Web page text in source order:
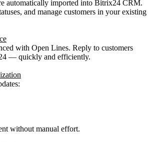
automatically imported into Bitrix24 CRM.
and manage customers in your existing
with Open Lines. Reply to customers
— quickly and efficiently.
without manual effort.